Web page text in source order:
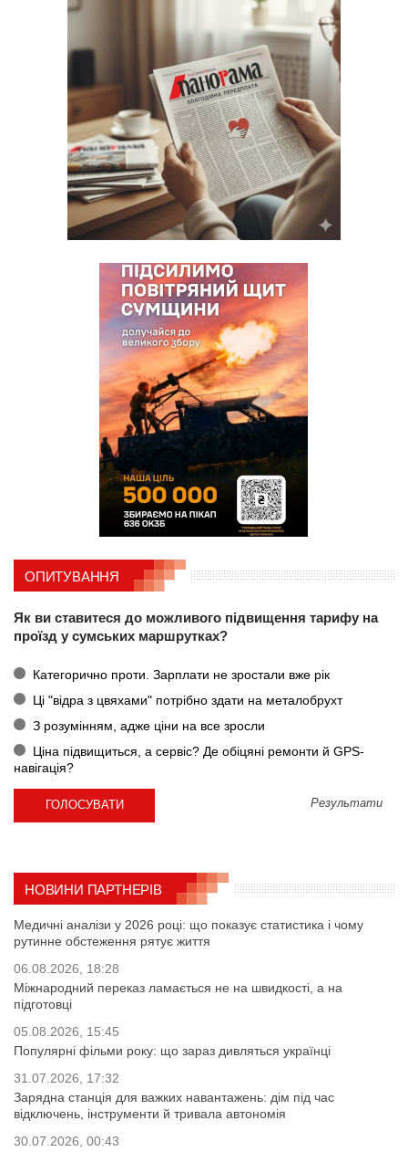
ОПИТУВАННЯ
Як ви ставитеся до можливого підвищення тарифу на
проїзд у сумських маршрутках?
Категорично проти. Зарплати не зростали вже рік
Ці "відра з цвяхами" потрібно здати на металобрухт
З розумінням, адже ціни на все зросли
Ціна підвищиться, а сервіс? Де обіцяні ремонти й GPS-
навігація?
Результати
НОВИНИ ПАРТНЕРІВ
Медичні аналізи у 2026 році: що показує статистика і чому
рутинне обстеження рятує життя
06.08.2026, 18:28
Міжнародний переказ ламається не на швидкості, а на
підготовці
05.08.2026, 15:45
Популярні фільми року: що зараз дивляться українці
31.07.2026, 17:32
Зарядна станція для важких навантажень: дім під час
відключень, інструменти й тривала автономія
30.07.2026, 00:43